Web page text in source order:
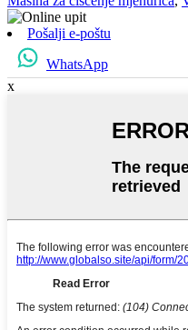
Pošalji e-poštu
WhatsApp
x